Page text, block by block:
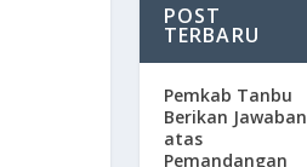
POST
TERBARU
Pemkab Tanbu
Berikan Jawaban
atas
Pemandangan